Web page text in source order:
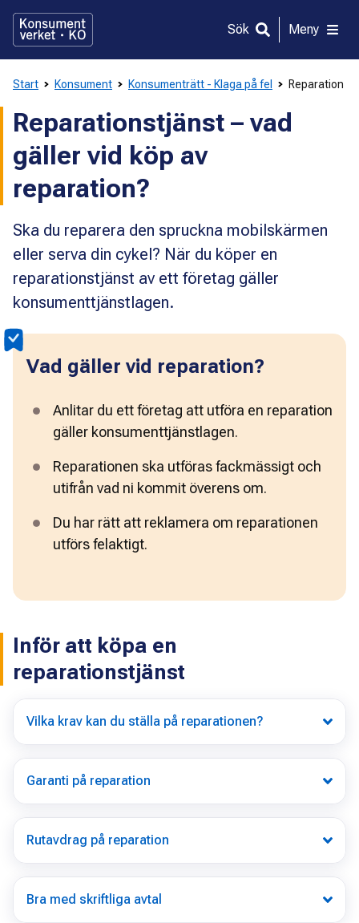
direkt
innehållet
Sök Meny
Start Konsument Konsumenträtt - Klaga på fel Reparation
Reparationstjänst – vad
gäller vid köp av
reparation?
Ska du reparera den spruckna mobilskärmen
eller serva din cykel? När du köper en
reparationstjänst av ett företag gäller
konsumenttjänstlagen.
Vad gäller vid reparation?
Anlitar du ett företag att utföra en reparation
gäller konsumenttjänstlagen.
Reparationen ska utföras fackmässigt och
utifrån vad ni kommit överens om.
Du har rätt att reklamera om reparationen
utförs felaktigt.
Inför att köpa en
reparationstjänst
Vilka krav kan du ställa på reparationen?
Garanti på reparation
Rutavdrag på reparation
Bra med skriftliga avtal